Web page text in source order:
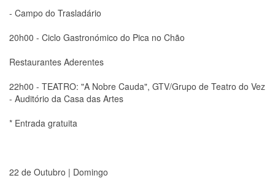
- Campo do Trasladário
20h00 - Ciclo Gastronómico do Pica no Chão
Restaurantes Aderentes
22h00 - TEATRO: "A Nobre Cauda", GTV/Grupo de Teatro do Vez
- Auditório da Casa das Artes
* Entrada gratuita
22 de Outubro | Domingo